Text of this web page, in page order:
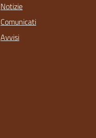
Notizie
Comunicati
Avvisi